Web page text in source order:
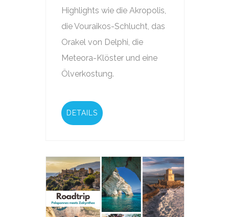
Highlights wie die Akropolis,
die Vouraikos-Schlucht, das
Orakel von Delphi, die
Meteora-Klöster und eine
Ölverkostung.
DETAILS